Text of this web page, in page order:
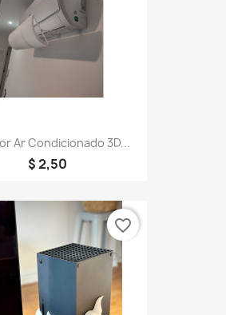
Ar Condicionado 3D...
$ 2,50
favorite_border